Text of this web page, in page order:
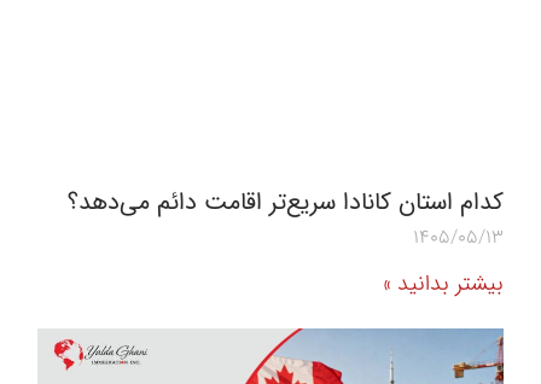
کدام استان کانادا سریع‌تر اقامت دائم می‌دهد؟
1405/05/13
بیشتر بدانید »